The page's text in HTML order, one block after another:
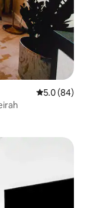
從 84 則評
5.0 (84)